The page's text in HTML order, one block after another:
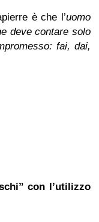
è che l’uomo
deve contare solo
fai, dai,
con l’utilizzo